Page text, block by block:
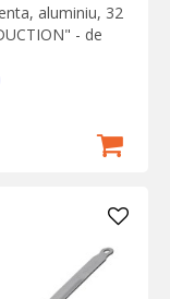
aluminiu, 32
- de